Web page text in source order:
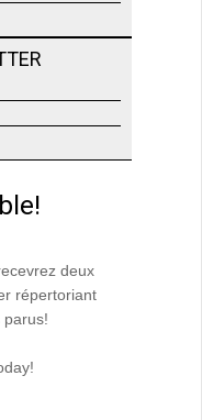
deux
répertoriant
parus!